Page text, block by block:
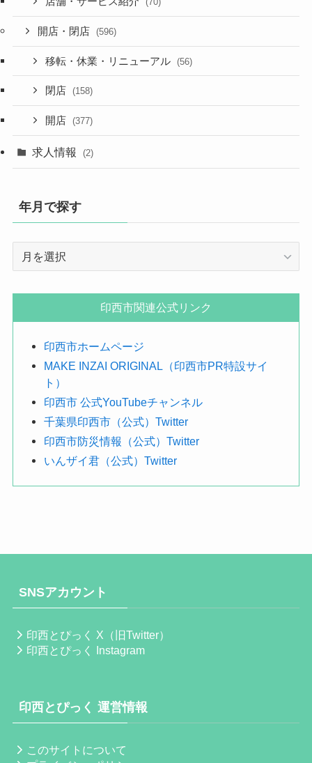
開店・閉店 (596)
移転・休業・リニューアル (56)
閉店 (158)
開店 (377)
求人情報 (2)
年月で探す
す
印西市関連公式リンク
印西市ホームページ
MAKE INZAI ORIGINAL（印西市PR特設サイ
ト）
印西市 公式YouTubeチャンネル
千葉県印西市（公式）Twitter
印西市防災情報（公式）Twitter
いんザイ君（公式）Twitter
SNSアカウント
印西とぴっく X（旧Twitter）
印西とぴっく Instagram
印西とぴっく 運営情報
このサイトについて